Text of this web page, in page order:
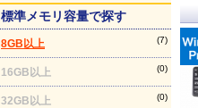
標準メモリ容量で探す
8GB以上 (7)
16GB以上 (0)
32GB以上 (0)